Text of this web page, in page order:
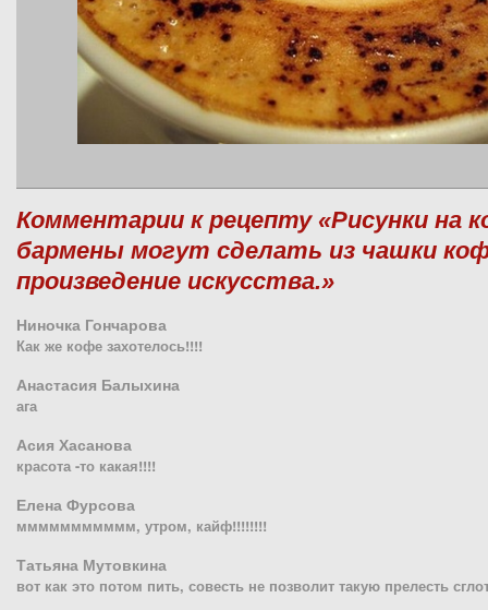
Комментарии к рецепту «Рисунки на
бармены могут сделать из чашки
произведение искусства.»
Ниночка Гончарова
Как же кофе захотелось!!!!
Анастасия Балыхина
ага
Асия Хасанова
красота -то какая!!!!
Елена Фурсова
ммммммммммм, утром, кайф!!!!!!!!
Татьяна Мутовкина
вот как это потом пить, совесть не позволит такую прелесть